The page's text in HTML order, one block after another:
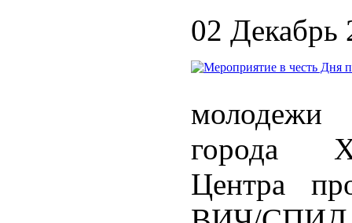
02 Декабрь
города
Центра